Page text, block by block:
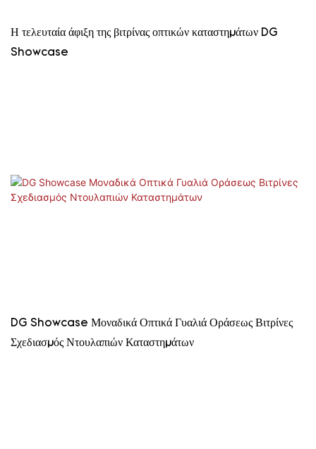
Η τελευταία άφιξη της βιτρίνας οπτικών καταστημάτων DG
Showcase
DG Showcase Μοναδικά Οπτικά Γυαλιά Οράσεως Βιτρίνες
Σχεδιασμός Ντουλαπιών Καταστημάτων